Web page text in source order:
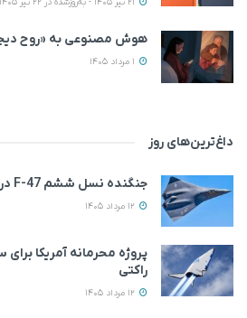
هوش مصنوعی به «روح
داغ‌ترین‌های روز
جنگنده نسل ششم F-47 در مسیر نخستین پرواز
پروژه محرمانه آمریکا
راکتی